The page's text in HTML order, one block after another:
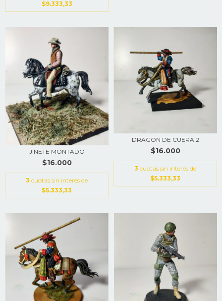
$9.333,33
JINETE MONTADO
$16.000
3 cuotas sin interés de
$5.333,33
DRAGON DE CUERA 2
$16.000
3 cuotas sin interés de
$5.333,33